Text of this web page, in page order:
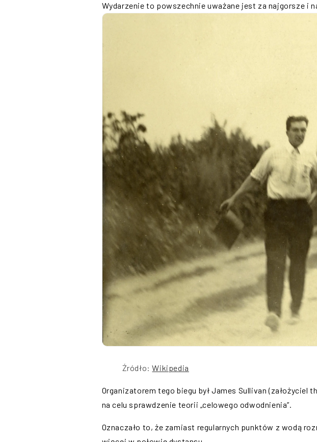
Wydarzenie to powszechnie uważane jest za najgorsze i
Źródło:Wikipedia
Organizatorem tego biegu był James Sullivan
na celu sprawdzenie teorii „celowego odwodnienia”.
Oznaczało to, że zamiast regularnych punktów z wodą